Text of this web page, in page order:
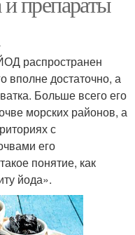
распространен
вполне достаточно, а
Больше всего его
морских районов, а
с
его
понятие, как
йода».